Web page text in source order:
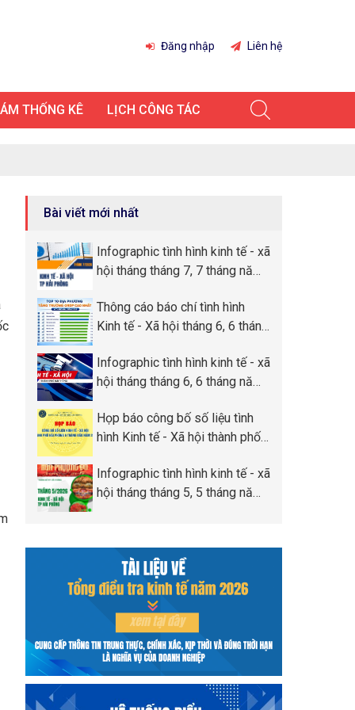
Đăng nhập Liên hệ
THỐNG KÊ LỊCH CÔNG TÁC
Bài viết mới nhất
Infographic tình hình kinh tế - xã
hội tháng tháng 7, 7 tháng năm
Thông cáo báo chí tình hình
Kinh tế - Xã hội tháng 6, 6 tháng
Phòng
Infographic tình hình kinh tế - xã
hội tháng tháng 6, 6 tháng năm
Họp báo công bố số liệu tình
hình Kinh tế - Xã hội thành phố
2026
Infographic tình hình kinh tế - xã
hội tháng tháng 5, 5 tháng năm